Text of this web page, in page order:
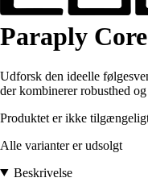
Paraply Core
Udforsk den ideelle
der kombinerer robusthed
Produktet er ikke
Alle varianter er udsolgt
Beskrivelse